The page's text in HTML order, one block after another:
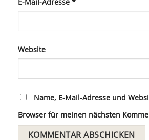
Website
Name, E-Mail-Adresse und
Browser für meinen nächsten